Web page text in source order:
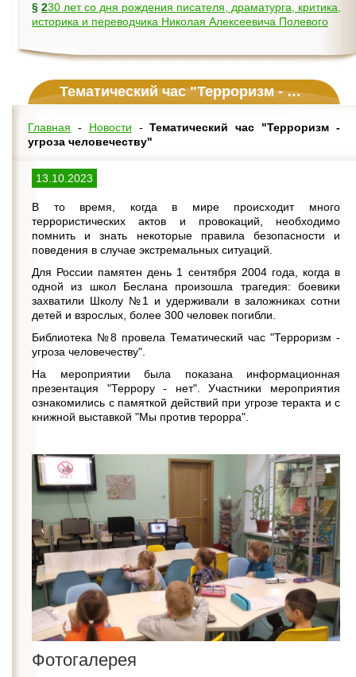
§ 230 лет со дня рождения писателя, драматурга, критика,
историка и переводчика Николая Алексеевича Полевого
Тематический час "Терроризм - угроза человечеству"
Главная - Новости -Тематический час "Терроризм -
угроза человечеству"
13.10.2023
В то время, когда в мире происходит много
террористических актов и провокаций, необходимо
помнить и знать некоторые правила безопасности и
поведения в случае экстремальных ситуаций.
Для России памятен день 1 сентября 2004 года, когда в
одной из школ Беслана произошла трагедия: боевики
захватили Школу №1 и удерживали в заложниках сотни
детей и взрослых, более 300 человек погибли.
Библиотека №8 провела Тематический час "Терроризм -
угроза человечеству".
На мероприятии была показана информационная
презентация "Террору - нет". Участники мероприятия
ознакомились с памяткой действий при угрозе теракта и с
книжной выставкой "Мы против терорра".
Фотогалерея